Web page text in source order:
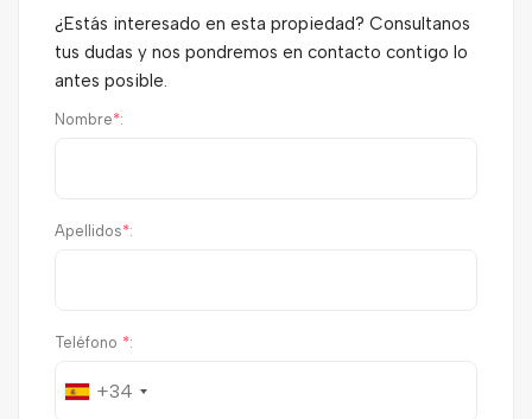
¿Estás interesado en esta propiedad? Consultanos
tus dudas y nos pondremos en contacto contigo lo
antes posible.
Nombre*:
Apellidos*:
Teléfono *:
+34